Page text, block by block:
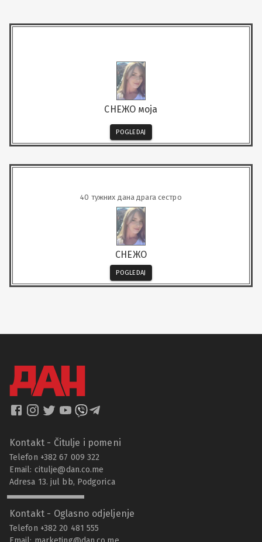
СНЕЖО моја
POGLEDAJ
40 тужних дана драга сестро
СНЕЖО
POGLEDAJ
Kontakt - Čitulje i pomeni
Telefon +382 67 009 322
Email: citulje@dan.co.me
Adresa 13. jul bb, Podgorica
Kontakt - Oglasno odjeljenje
Telefon +382 20 481 555